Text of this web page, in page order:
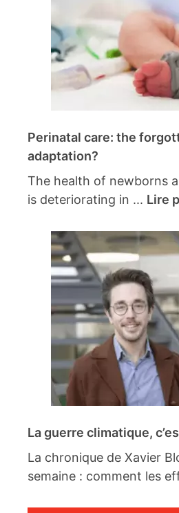
Perinatal care: the
adaptation?
The health of newborns
is deteriorating in ... Lire
La guerre climatique,
La chronique de Xavier
semaine : comment les